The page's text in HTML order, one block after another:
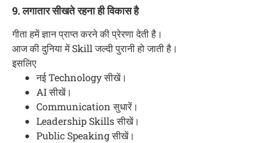
9. लगातार सीखते रहना ही विकास है
गीता हमें ज्ञान प्राप्त करने की प्रेरणा देती है।
आज की दुनिया में Skill जल्दी पुरानी हो जाती है।
इसलिए
नई Technology सीखें।
AI सीखें।
Communication सुधारें।
Leadership Skills सीखें।
Public Speaking सीखें।